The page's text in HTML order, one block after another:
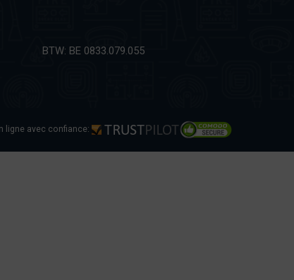
BTW: BE 0833.079.055
ligne avec confiance: